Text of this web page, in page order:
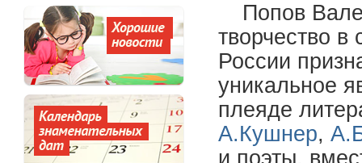
Попов
творчество
России
уникальное
плеяде
А.Кушнер,